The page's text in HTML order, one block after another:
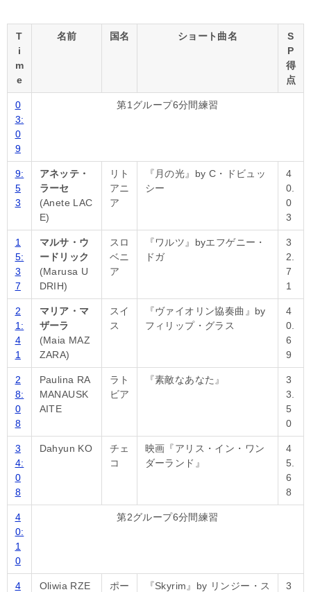
T
i
m
e
名前 国名 ショート曲名
S
P
得
点
0
3:
0
9
第1グループ6分間練習
9:
5
3
アネッテ・
ラーセ
(Anete LAC
E)
リト
アニ
ア
『月の光』by C・ドビュッ
シー
4
0.
0
3
1
5:
3
7
マルサ・ウ
ードリック
(Marusa U
DRIH)
スロ
ベニ
ア
『ワルツ』byエフゲニー・
ドガ
3
2.
7
1
2
1:
4
1
マリア・マ
ザーラ
(Maia MAZ
ZARA)
スイ
ス
『ヴァイオリン協奏曲』by
フィリップ・グラス
4
0.
6
9
2
8:
0
8
Paulina RA
MANAUSK
AITE
ラト
ビア
『素敵なあなた』
3
3.
5
0
3
4:
0
8
Dahyun KO
チェ
コ
映画『アリス・イン・ワン
ダーランド』
4
5.
6
8
4
0:
1
0
第2グループ6分間練習
4
Oliwia RZE
ポー
『Skyrim』by リンジー・ス
3